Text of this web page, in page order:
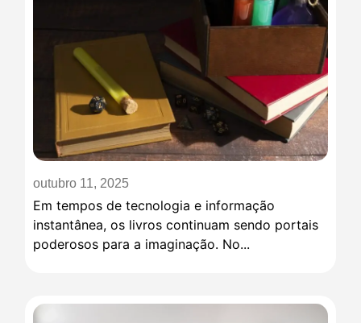
outubro 11, 2025
Em tempos de tecnologia e informação
instantânea, os livros continuam sendo portais
poderosos para a imaginação. No...